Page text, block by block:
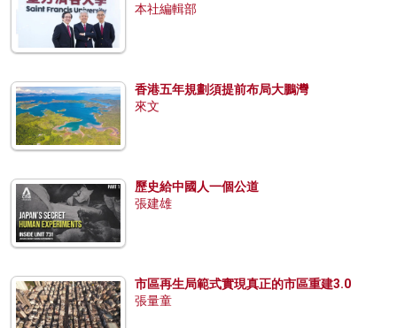
本社編輯部
香港五年規劃須提前布局大鵬灣
來文
歷史給中國人一個公道
張建雄
市區再生局範式實現真正的市區重建3.0
張量童